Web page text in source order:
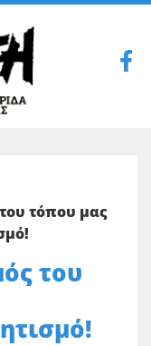
τόπου μας
του